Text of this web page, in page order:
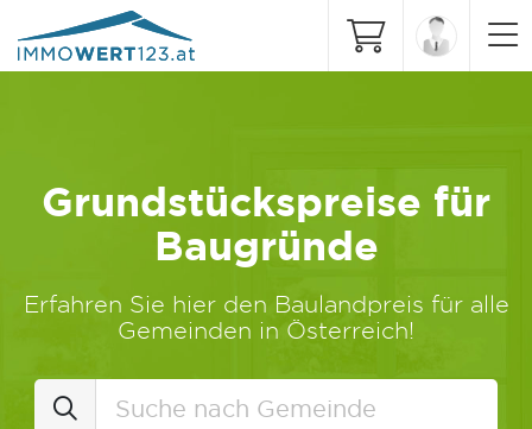
Grundstückspreise für
Baugründe
Erfahren Sie hier den Baulandpreis für alle
Gemeinden in Österreich!